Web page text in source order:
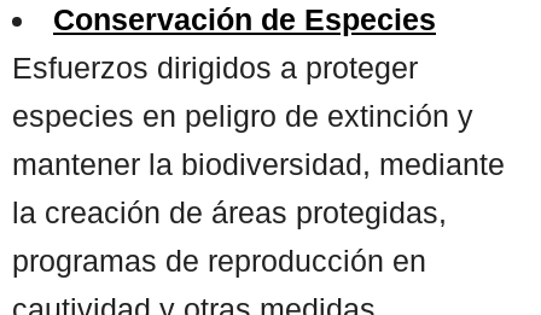
Conservación de Especies
Esfuerzos dirigidos a proteger
especies en peligro de extinción y
mantener la biodiversidad, mediante
la creación de áreas protegidas,
programas de reproducción en